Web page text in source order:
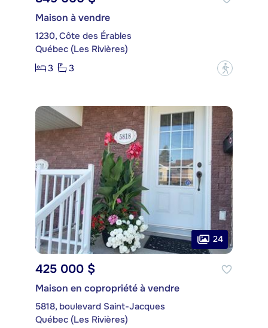
Maison à vendre
1230, Côte des Érables
Québec (Les Rivières)
3
3 ?
24
425 000 $
Maison en copropriété à vendre
5818, boulevard Saint-Jacques
Québec (Les Rivières)